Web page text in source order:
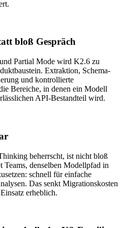
bloß Gespräch
Partial Mode wird K2.6 zu
Extraktion, Schema-
und kontrollierte
Bereiche, in denen ein Modell
API-Bestandteil wird.
beherrscht, ist nicht bloß
denselben Modellpfad in
schnell für einfache
Das senkt Migrationskosten
erheblich.